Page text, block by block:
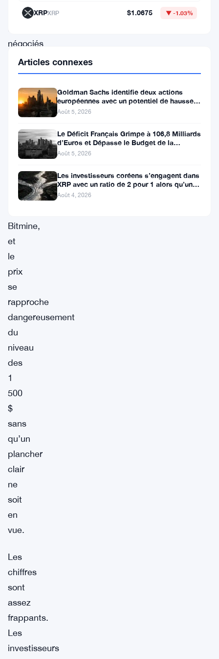
des
négociés
bourse
axés
sur
l’Ether
submerge
les
achats
effectués
Bitmine,
et
le
prix
se
rapproche
dangereusement
du
niveau
des
1
500
$
sans
qu’un
plancher
clair
ne
soit
en
vue.
Les
chiffres
sont
assez
frappants.
Les
investisseurs
XRPXRP $1.0675 ▼ -1.03%
Articles connexes
Goldman Sachs identifie deux actions
européennes avec un potentiel de hausse
de plus de 100 %
Août 5, 2026
Le Déficit Français Grimpe à 106,8 Milliards
d’Euros et Dépasse le Budget de la
Défense
Août 5, 2026
Les investisseurs coréens s’engagent dans
XRP avec un ratio de 2 pour 1 alors qu’un
canal de 80 jours se
Août 4, 2026